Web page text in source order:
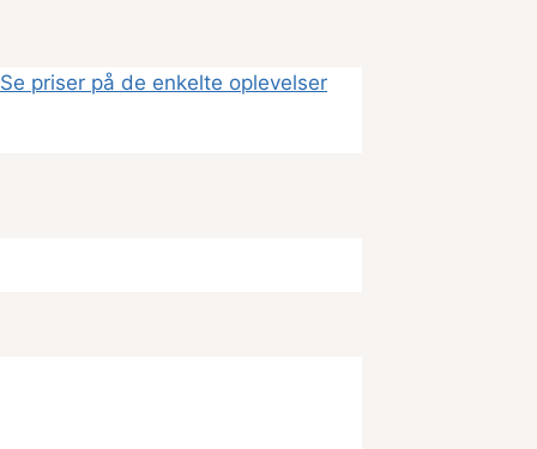
Se priser på de enkelte oplevelser